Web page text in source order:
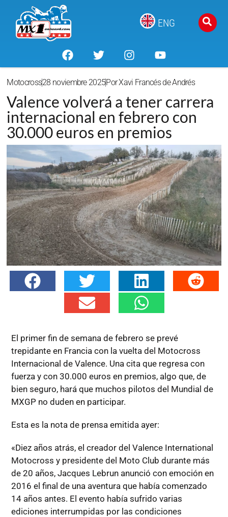
ENG
Motocross28 noviembre 2025PorXavi Francés de Andrés
Valence volverá a tener carrera
internacional en febrero con
30.000 euros en premios
El primer fin de semana de febrero se prevé
trepidante en Francia con la vuelta del Motocross
Internacional de Valence. Una cita que regresa con
fuerza y con 30.000 euros en premios, algo que, de
bien seguro, hará que muchos pilotos del Mundial de
MXGP no duden en participar.
Esta es la nota de prensa emitida ayer:
«Diez años atrás, el creador del Valence International
Motocross y presidente del Moto Club durante más
de 20 años, Jacques Lebrun anunció con emoción en
2016 el final de una aventura que había comenzado
14 años antes. El evento había sufrido varias
ediciones interrumpidas por las condiciones